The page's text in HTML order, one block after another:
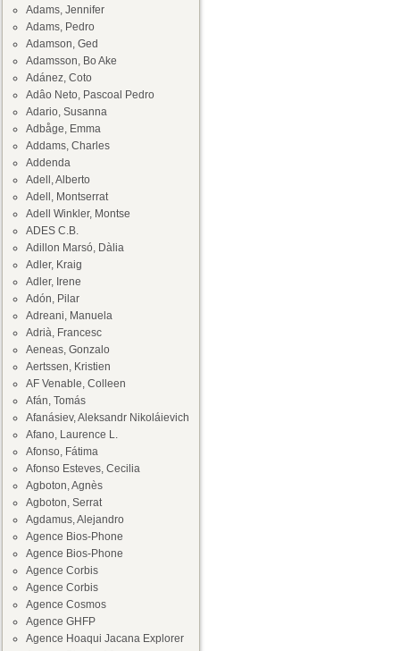
Adams, Jennifer
Adams, Pedro
Adamson, Ged
Adamsson, Bo Ake
Adánez, Coto
Adâo Neto, Pascoal Pedro
Adario, Susanna
Adbåge, Emma
Addams, Charles
Addenda
Adell, Alberto
Adell, Montserrat
Adell Winkler, Montse
ADES C.B.
Adillon Marsó, Dàlia
Adler, Kraig
Adler, Irene
Adón, Pilar
Adreani, Manuela
Adrià, Francesc
Aeneas, Gonzalo
Aertssen, Kristien
AF Venable, Colleen
Afán, Tomás
Afanásiev, Aleksandr Nikoláievich
Afano, Laurence L.
Afonso, Fátima
Afonso Esteves, Cecilia
Agboton, Agnès
Agboton, Serrat
Agdamus, Alejandro
Agence Bios-Phone
Agence Bios-Phone
Agence Corbis
Agence Corbis
Agence Cosmos
Agence GHFP
Agence Hoaqui Jacana Explorer